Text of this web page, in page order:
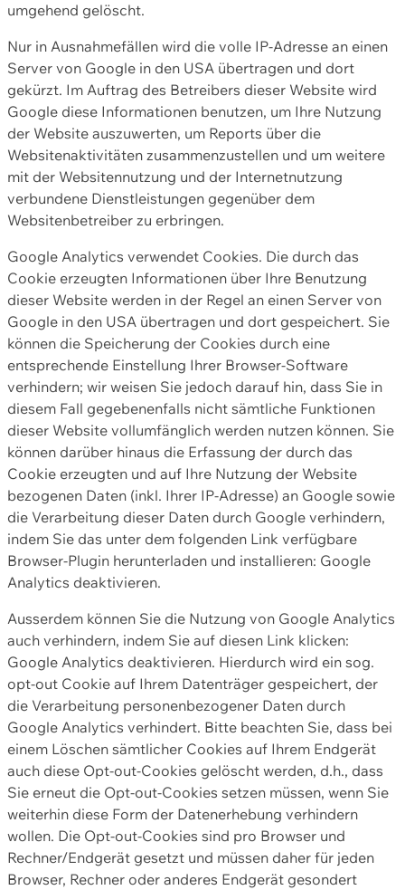
umgehend gelöscht.
Nur in Ausnahmefällen wird die volle IP-Adresse an einen
Server von Google in den USA übertragen und dort
gekürzt. Im Auftrag des Betreibers dieser Website wird
Google diese Informationen benutzen, um Ihre Nutzung
der Website auszuwerten, um Reports über die
Websitenaktivitäten zusammenzustellen und um weitere
mit der Websitennutzung und der Internetnutzung
verbundene Dienstleistungen gegenüber dem
Websitenbetreiber zu erbringen.
Google Analytics verwendet Cookies. Die durch das
Cookie erzeugten Informationen über Ihre Benutzung
dieser Website werden in der Regel an einen Server von
Google in den USA übertragen und dort gespeichert. Sie
können die Speicherung der Cookies durch eine
entsprechende Einstellung Ihrer Browser-Software
verhindern; wir weisen Sie jedoch darauf hin, dass Sie in
diesem Fall gegebenenfalls nicht sämtliche Funktionen
dieser Website vollumfänglich werden nutzen können. Sie
können darüber hinaus die Erfassung der durch das
Cookie erzeugten und auf Ihre Nutzung der Website
bezogenen Daten (inkl. Ihrer IP-Adresse) an Google sowie
die Verarbeitung dieser Daten durch Google verhindern,
indem Sie das unter dem folgenden Link verfügbare
Browser-Plugin herunterladen und installieren: Google
Analytics deaktivieren.
Ausserdem können Sie die Nutzung von Google Analytics
auch verhindern, indem Sie auf diesen Link klicken:
Google Analytics deaktivieren. Hierdurch wird ein sog.
opt-out Cookie auf Ihrem Datenträger gespeichert, der
die Verarbeitung personenbezogener Daten durch
Google Analytics verhindert. Bitte beachten Sie, dass bei
einem Löschen sämtlicher Cookies auf Ihrem Endgerät
auch diese Opt-out-Cookies gelöscht werden, d.h., dass
Sie erneut die Opt-out-Cookies setzen müssen, wenn Sie
weiterhin diese Form der Datenerhebung verhindern
wollen. Die Opt-out-Cookies sind pro Browser und
Rechner/Endgerät gesetzt und müssen daher für jeden
Browser, Rechner oder anderes Endgerät gesondert